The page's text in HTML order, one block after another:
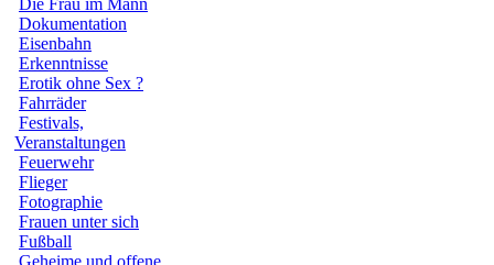
Die Frau im Mann
Dokumentation
Eisenbahn
Erkenntnisse
Erotik ohne Sex ?
Fahrräder
Festivals,
Veranstaltungen
Feuerwehr
Flieger
Fotographie
Frauen unter sich
Fußball
Geheime und offene